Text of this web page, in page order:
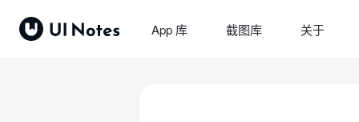
App 库 截图库 关于